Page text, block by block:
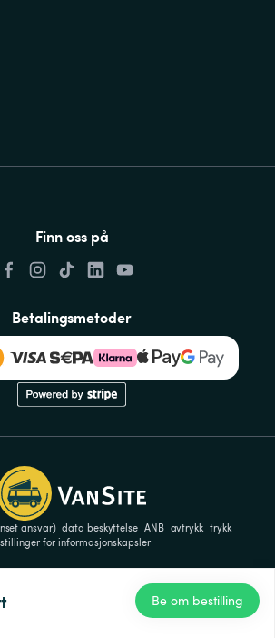
Be om bestilling
Finn oss på
Betalingsmetoder
ansvar) data beskyttelse ANB avtrykk trykk
for informasjonskapsler